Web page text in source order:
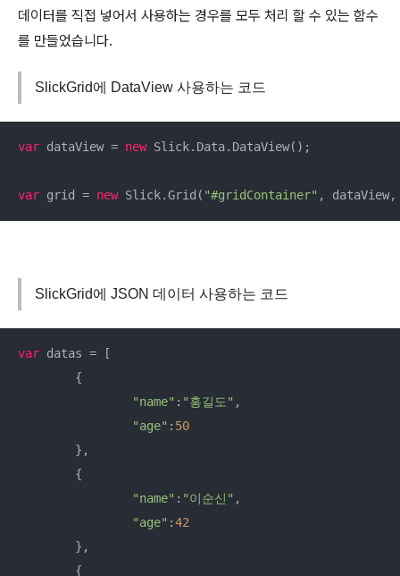
데이터를 직접 넣어서 사용하는 경우를 모두 처리 할 수 있는 함수
를 만들었습니다.
SlickGrid에 DataView 사용하는 코드
var dataView = new Slick.Data.DataView();
var grid = new Slick.Grid( "#gridContainer" ,
SlickGrid에 JSON 데이터 사용하는 코드
var datas = [
"name" : "홍길도" ,
"age" : 50
"name" : "이순신" ,
"age" :42